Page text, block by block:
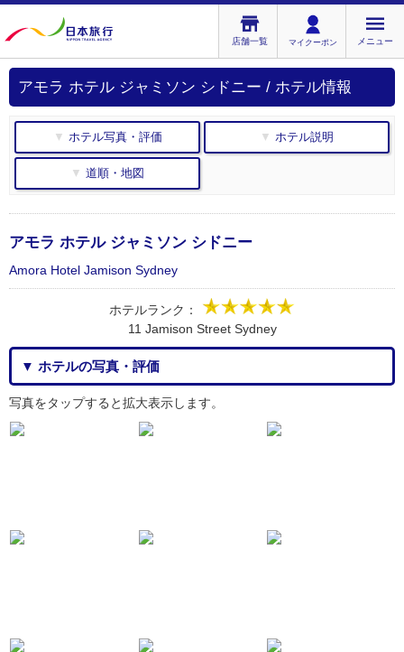
店舗一覧 マイクーポン メニュー
アモラ ホテル ジャミソン シドニー / ホテル情報
▼ ホテル写真・評価 ▼ ホテル説明
▼ 道順・地図
アモラ ホテル ジャミソン シドニー
Amora Hotel Jamison Sydney
ホテルランク：
11 Jamison Street Sydney
▼ ホテルの写真・評価
写真をタップすると拡大表示します。